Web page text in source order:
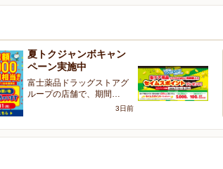
夏トクジャンボキャン
ペーン実施中
富士薬品ドラッグストアグ
ループの店舗で、期間…
3日前